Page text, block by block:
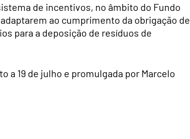
de incentivos, no âmbito do Fundo
ao cumprimento da obrigação de
para a deposição de resíduos de
a 19 de julho e promulgada por Marcelo